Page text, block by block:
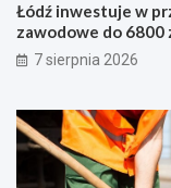
Łódź inwestuje w
zawodowe do 6800
7 sierpnia 2026